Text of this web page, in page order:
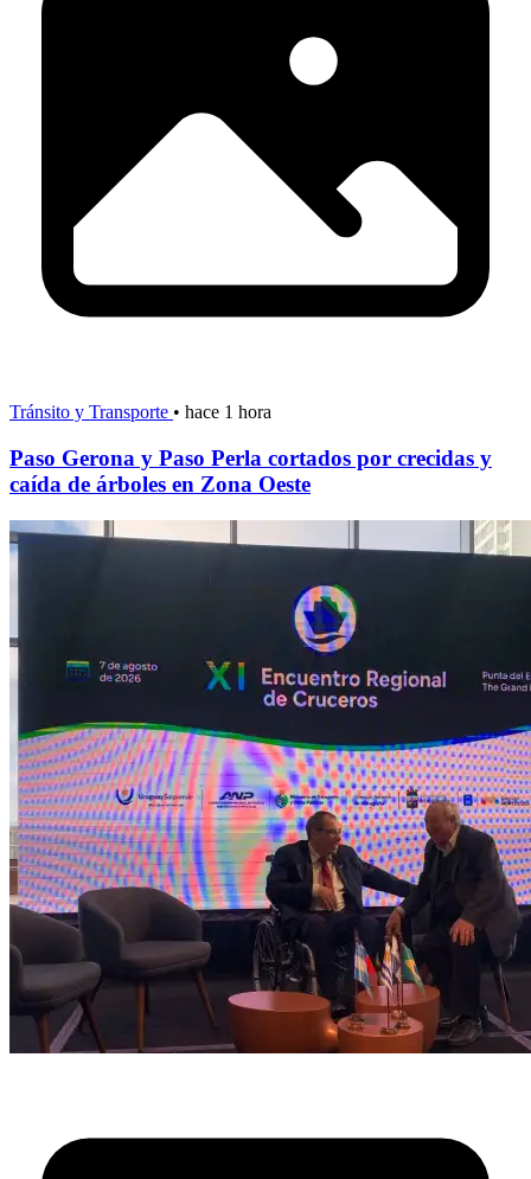
Tránsito y Transporte • hace 1 hora
Paso Gerona y Paso Perla cortados por crecidas y
caída de árboles en Zona Oeste